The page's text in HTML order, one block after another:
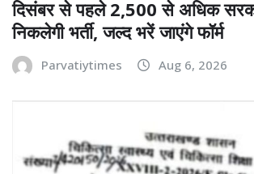
दिसंबर से पहले 2,500 से अधिक
निकलेगी भर्ती, जल्द भरें जाएंगे फॉर्म
Parvatiytimes Aug 6, 2026